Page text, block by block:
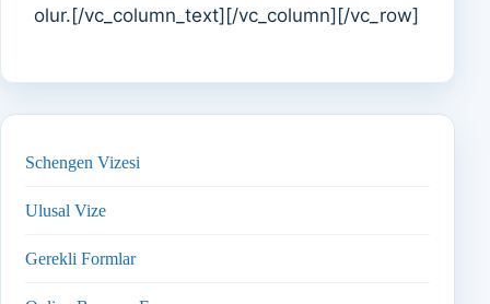
Schengen Vizesi
Ulusal Vize
Gerekli Formlar
olur.[/vc_column_text][/vc_column][/vc_row]